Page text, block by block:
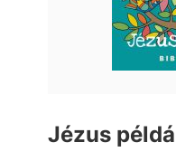
Jézus